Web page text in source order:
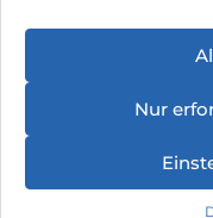
Nur
Wichtige Kontakte
Manche Menschen
Mit den drei
Kontakte nur einen
Ob Familie, Freunde
suchen oder scrollen.
verbunden.
Hinweis zur
Newsletter